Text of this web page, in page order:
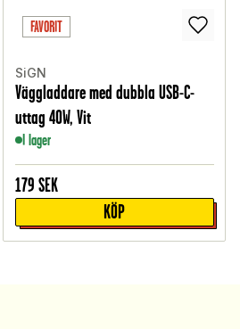
FAVORIT
SiGN
Väggladdare med dubbla USB-C-
uttag 40W, Vit
I lager
179 SEK
KÖP